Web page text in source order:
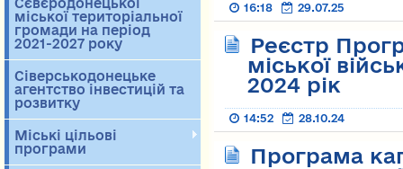
Сєвєродонецької
міської територіальної
громади на період
2021-2027 року
Сіверськодонецьке
агентство інвестицій та
розвитку
Міські цільові
програми
16:18 29.07.25
Реєстр
міської
2024 рік
14:52 28.10.24
Програма